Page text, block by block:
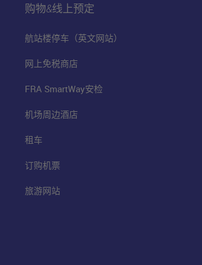
购物&线上预定
航站楼停车（英文网站）
网上免税商店
FRA SmartWay安检
机场周边酒店
租车
订购机票
旅游网站